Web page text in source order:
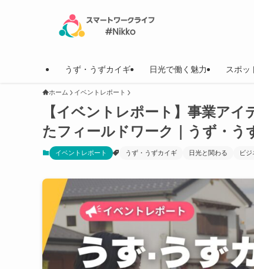
うず・うずカイギ 日光で働く魅力 スポッ
ホーム イベントレポート
【イベントレポート】事業ア
たフィールドワーク｜うず・う
イベントレポート うず・うずカイギ 日光と関わる ビ